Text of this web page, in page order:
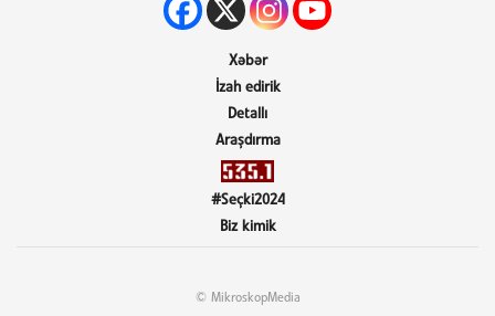
Xəbər
İzah edirik
Detallı
Araşdırma
#Seçki2024
Biz kimik
© MikroskopMedia